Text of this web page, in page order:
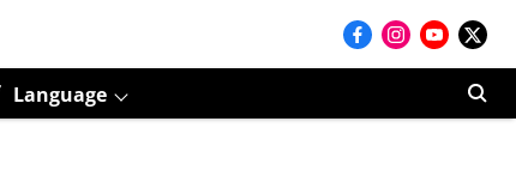
Language